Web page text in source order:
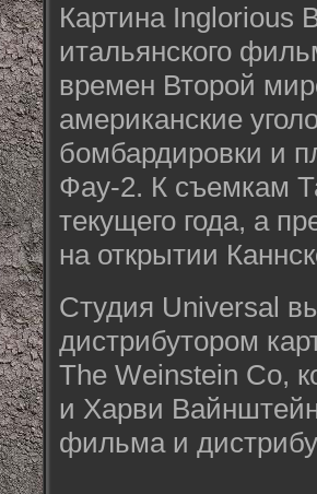
Картина Inglorious
итальянского
времен Второй
американские
бомбардировки и
Фау-2. К съемкам
текущего года, а
на открытии
Студия Universal
дистрибутором
The Weinstein Co,
и Харви
фильма и